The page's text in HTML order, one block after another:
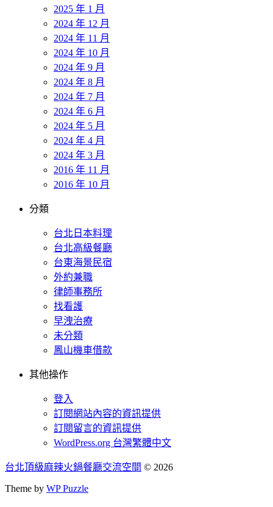
2025 年 1 月
2024 年 12 月
2024 年 11 月
2024 年 10 月
2024 年 9 月
2024 年 8 月
2024 年 7 月
2024 年 6 月
2024 年 5 月
2024 年 4 月
2024 年 3 月
2016 年 11 月
2016 年 10 月
分類
台北日本料理
台北高級餐廳
台東海景民宿
外約兼職
律師事務所
找看護
早洩治療
未分類
鳳山機車借款
其他操作
登入
訂閱網站內容的資訊提供
訂閱留言的資訊提供
WordPress.org 台灣繁體中文
台北頂級麻辣火鍋餐廳交流空間 © 2026
Theme by WP Puzzle